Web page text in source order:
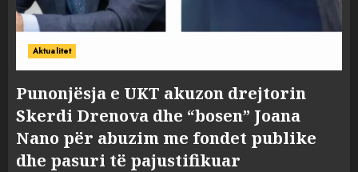
Aktualitet
Punonjësja e UKT akuzon drejtorin
Skerdi Drenova dhe “bosen” Joana
Nano për abuzim me fondet publike
dhe pasuri të pajustifikuar